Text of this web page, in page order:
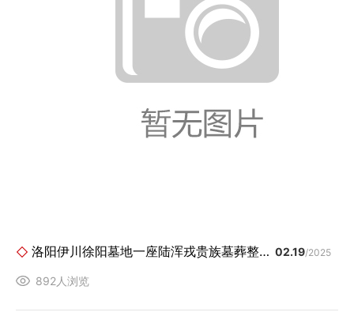
洛阳伊川徐阳墓地一座陆浑戎贵族墓葬整体搬迁
892人浏览
02.19/2025